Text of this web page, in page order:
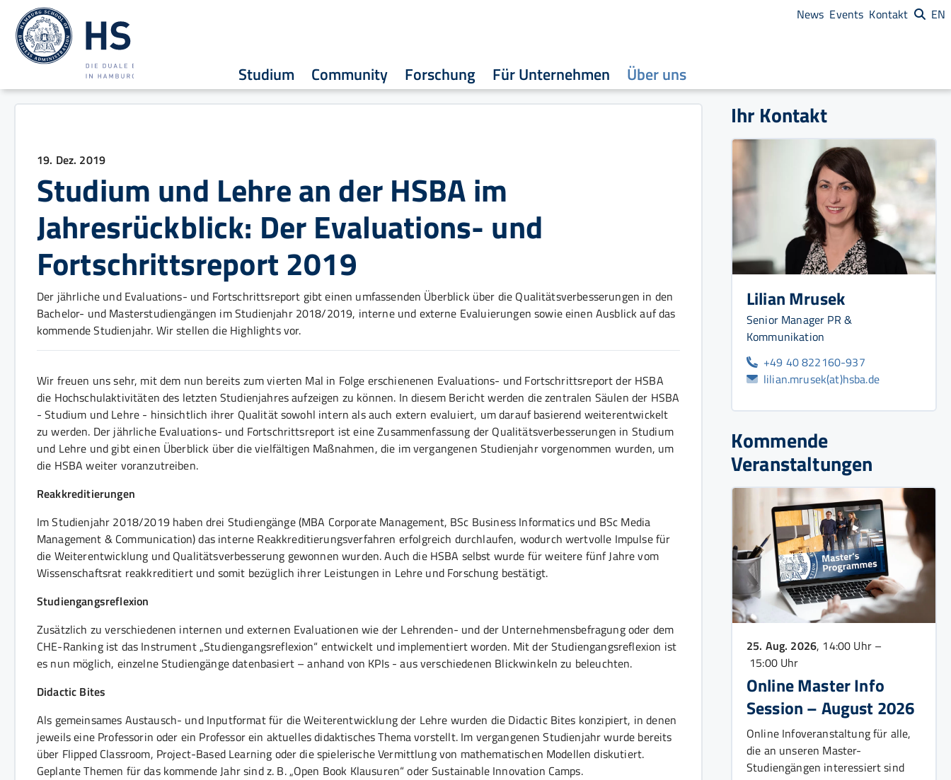
Studium Community Forschung Für Unternehmen Über uns
News Events Kontakt EN
19. Dez. 2019
Studium und Lehre an der HSBA im
Jahresrückblick: Der Evaluations- und
Fortschrittsreport 2019
Der jährliche und Evaluations- und Fortschrittsreport gibt einen umfassenden Überblick über die Qualitätsverbesserungen in den
Bachelor- und Masterstudiengängen im Studienjahr 2018/2019, interne und externe Evaluierungen sowie einen Ausblick auf das
kommende Studienjahr. Wir stellen die Highlights vor.
Wir freuen uns sehr, mit dem nun bereits zum vierten Mal in Folge erschienenen Evaluations- und Fortschrittsreport der HSBA
die Hochschulaktivitäten des letzten Studienjahres aufzeigen zu können. In diesem Bericht werden die zentralen Säulen der HSBA
- Studium und Lehre - hinsichtlich ihrer Qualität sowohl intern als auch extern evaluiert, um darauf basierend weiterentwickelt
zu werden. Der jährliche Evaluations- und Fortschrittsreport ist eine Zusammenfassung der Qualitätsverbesserungen in Studium
und Lehre und gibt einen Überblick über die vielfältigen Maßnahmen, die im vergangenen Studienjahr vorgenommen wurden, um
die HSBA weiter voranzutreiben.
Reakkreditierungen
Im Studienjahr 2018/2019 haben drei Studiengänge (MBA Corporate Management, BSc Business Informatics und BSc Media
Management & Communication) das interne Reakkreditierungsverfahren erfolgreich durchlaufen, wodurch wertvolle Impulse für
die Weiterentwicklung und Qualitätsverbesserung gewonnen wurden. Auch die HSBA selbst wurde für weitere fünf Jahre vom
Wissenschaftsrat reakkreditiert und somit bezüglich ihrer Leistungen in Lehre und Forschung bestätigt.
Studiengangsreflexion
Zusätzlich zu verschiedenen internen und externen Evaluationen wie der Lehrenden- und der Unternehmensbefragung oder dem
CHE-Ranking ist das Instrument „Studiengangsreflexion“ entwickelt und implementiert worden. Mit der Studiengangsreflexion ist
es nun möglich, einzelne Studiengänge datenbasiert – anhand von KPIs - aus verschiedenen Blickwinkeln zu beleuchten.
Didactic Bites
Als gemeinsames Austausch- und Inputformat für die Weiterentwicklung der Lehre wurden die Didactic Bites konzipiert, in denen
jeweils eine Professorin oder ein Professor ein aktuelles didaktisches Thema vorstellt. Im vergangenen Studienjahr wurde bereits
über Flipped Classroom, Project-Based Learning oder die spielerische Vermittlung von mathematischen Modellen diskutiert.
Geplante Themen für das kommende Jahr sind z. B. „Open Book Klausuren“ oder Sustainable Innovation Camps.
Ihr Kontakt
Lilian Mrusek
Senior Manager PR &
Kommunikation
+49 40 822160-937
lilian.mrusek(at)hsba.de
Kommende
Veranstaltungen
25. Aug. 2026, 14:00 Uhr –
15:00 Uhr
Online Master Info
Session – August 2026
Online Infoveranstaltung für alle,
die an unseren Master-
Studiengängen interessiert sind